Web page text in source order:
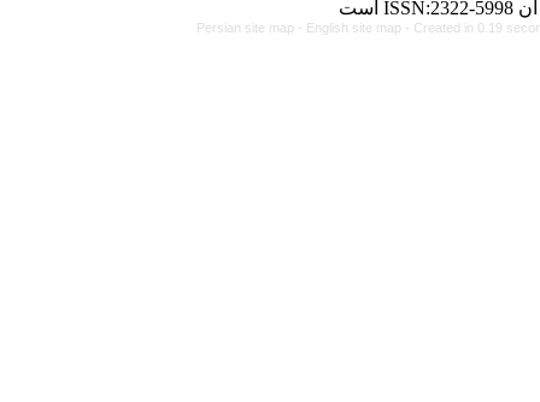
Persian site map -